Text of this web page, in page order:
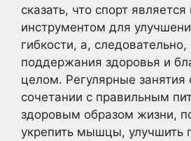
сказать, что спорт
инструментом для
гибкости, а, следовательно,
поддержания здоровья и
целом. Регулярные занятия
сочетании с правильным
здоровым образом жизни,
укрепить мышцы, улучшить